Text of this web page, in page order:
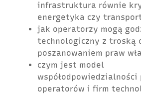
infrastruktura równie
energetyka czy
jak operatorzy mogą
technologiczny z troską
poszanowaniem praw
czym jest model
współodpowiedzialności
operatorów i firm